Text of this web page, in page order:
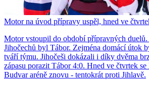
Motor na úvod přípravy uspěl, hned ve
Motor vstoupil do období přípravných duelů.
Jihočechů byl Tábor. Zejména domácí útok
tváří týmu. Jihočeši dokázali i díky dvěma
zápasu porazit Tábor 4:0. Hned ve čtvrtek
Budvar aréně znovu - tentokrát proti Jihlavě.